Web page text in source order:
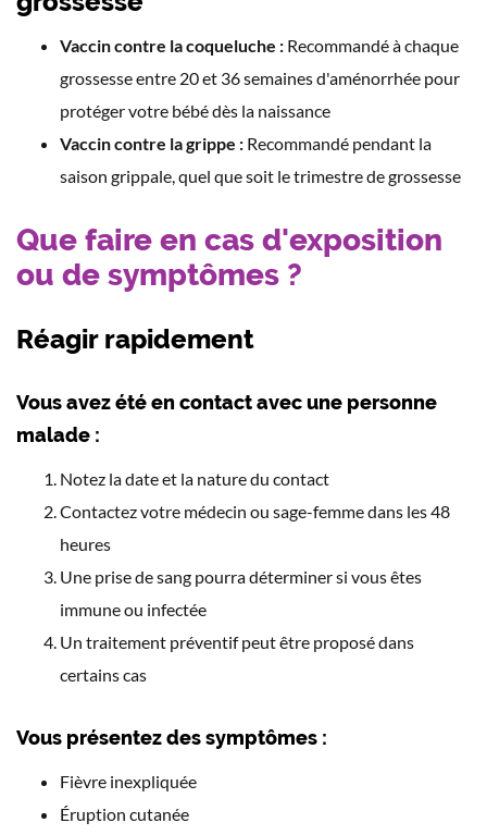
Vaccin contre la coqueluche : Recommandé à chaque
grossesse entre 20 et 36 semaines d'aménorrhée pour
protéger votre bébé dès la naissance
Vaccin contre la grippe : Recommandé pendant la
saison grippale, quel que soit le trimestre de grossesse
Que faire en cas d'exposition
ou de symptômes ?
Réagir rapidement
Vous avez été en contact avec une personne
malade :
Notez la date et la nature du contact
Contactez votre médecin ou sage-femme dans les 48
heures
Une prise de sang pourra déterminer si vous êtes
immune ou infectée
Un traitement préventif peut être proposé dans
certains cas
Vous présentez des symptômes :
Fièvre inexpliquée
Éruption cutanée